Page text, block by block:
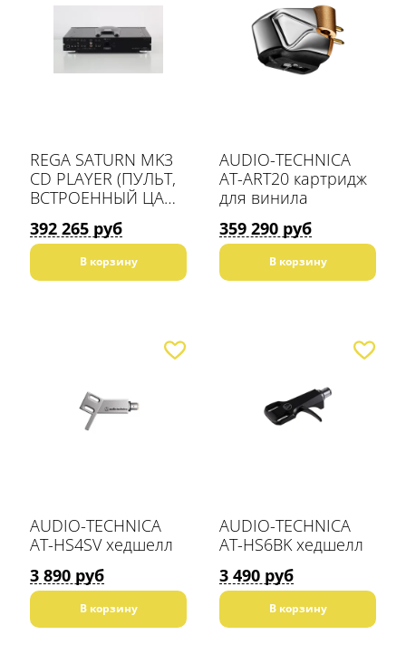
REGA SATURN MK3
CD PLAYER (ПУЛЬТ,
ВСТРОЕННЫЙ ЦАП)
В корзину
392 265 руб
AUDIO-TECHNICA
AT-ART20 картридж
для винила
В корзину
359 290 руб
AUDIO-TECHNICA
AT-HS4SV хедшелл
В корзину
3 890 руб
AUDIO-TECHNICA
AT-HS6BK хедшелл
В корзину
3 490 руб